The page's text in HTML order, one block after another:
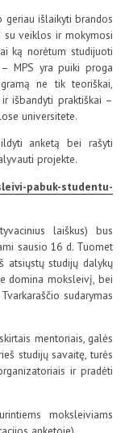
išlaikyti brandos
su veiklos ir mokymosi
ką norėtum studijuoti
MPS yra puiki proga
ne tik teoriškai,
išbandyti praktiškai –
universitete.
anketą bei rašyti
projekte.
pabuk-studentu-
laiškus) bus
sausio 16 d. Tuomet
atsiųstų studijų dalykų
domina moksleivį, bei
sudarymas
mentoriais, galės
studijų savaitę, turės
ir pradėti
moksleiviams